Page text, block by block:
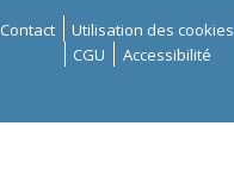
Contact Utilisation des cookies
CGU
Accessibilité